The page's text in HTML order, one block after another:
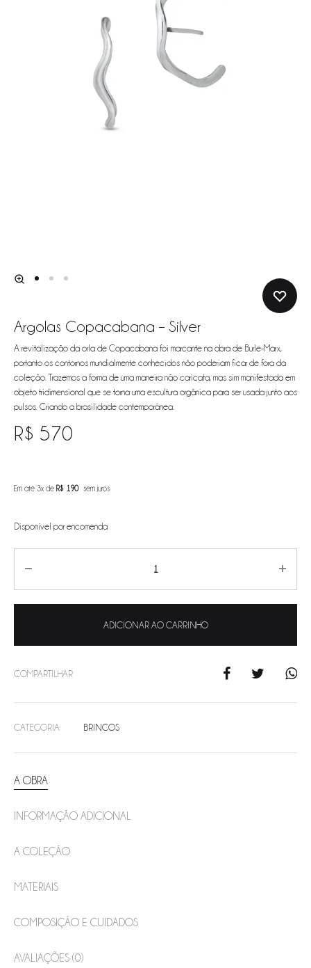
Argolas Copacabana – Silver
A revitalização da orla de Copacabana foi marcante na obra de Burle-Marx,
portanto os contornos mundialmente conhecidos não poderiam ficar de fora da
coleção. Trazemos a forma de uma maneira não caricata, mas sim manifestada em
objeto tridimensional que se torna uma escultura orgânica para ser usada junto aos
pulsos. Criando a brasilidade contemporânea.
R$ 570
Em até 3x de R$ 190 sem juros
Disponível por encomenda
ADICIONAR AO CARRINHO
COMPARTILHAR
CATEGORIA BRINCOS
A OBRA
INFORMAÇÃO ADICIONAL
A COLEÇÃO
MATERIAIS
COMPOSIÇÃO E CUIDADOS
AVALIAÇÕES (0)